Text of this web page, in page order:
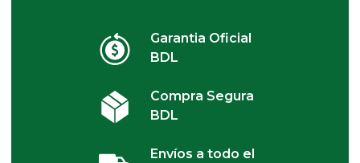
Garantia Oficial
BDL
Compra Segura
BDL
Envíos a todo el